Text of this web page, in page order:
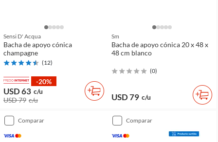
Sensi D' Acqua
Bacha de apoyo cónica
champagne
(12)
-20%
USD 63 c/u
USD 79 c/u
Sm
Bacha de apoyo cónica 20 x 48 x
48 cm blanco
(0)
USD 79 c/u
comparar comparar